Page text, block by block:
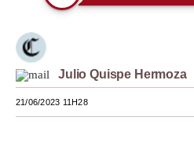
Moda
Estilos
Mundo
EEUU
Julio Quispe Hermoza
21/06/2023 11H28